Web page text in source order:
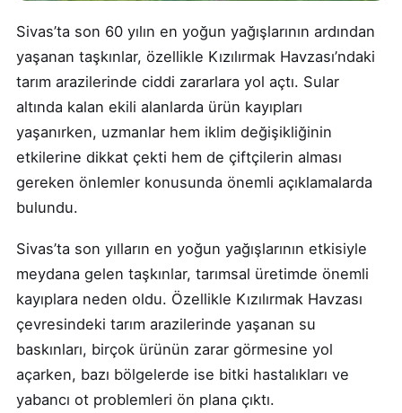
Sivas’ta son 60 yılın en yoğun yağışlarının ardından
yaşanan taşkınlar, özellikle Kızılırmak Havzası’ndaki
tarım arazilerinde ciddi zararlara yol açtı. Sular
altında kalan ekili alanlarda ürün kayıpları
yaşanırken, uzmanlar hem iklim değişikliğinin
etkilerine dikkat çekti hem de çiftçilerin alması
gereken önlemler konusunda önemli açıklamalarda
bulundu.
Sivas’ta son yılların en yoğun yağışlarının etkisiyle
meydana gelen taşkınlar, tarımsal üretimde önemli
kayıplara neden oldu. Özellikle Kızılırmak Havzası
çevresindeki tarım arazilerinde yaşanan su
baskınları, birçok ürünün zarar görmesine yol
açarken, bazı bölgelerde ise bitki hastalıkları ve
yabancı ot problemleri ön plana çıktı.